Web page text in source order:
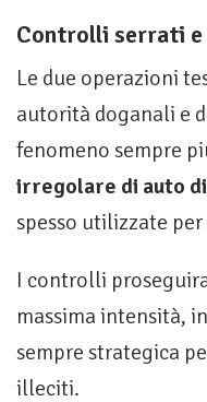
Controlli serrati
Le due operazioni
autorità doganali e
fenomeno sempre
irregolare di auto
spesso utilizzate
I controlli
massima intensità,
sempre strategica
illeciti.